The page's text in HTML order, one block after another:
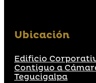
Ubicación
Edificio
Contiguo a
Tegucigalpa